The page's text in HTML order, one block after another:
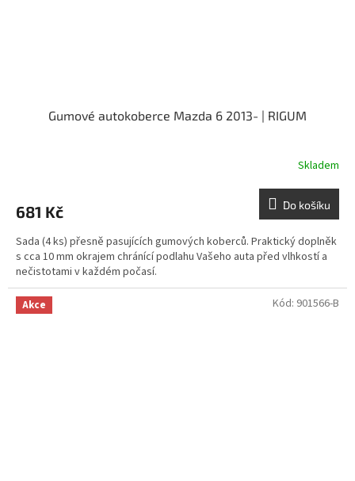
Gumové autokoberce Mazda 6 2013- | RIGUM
Skladem
681 Kč Do košíku
Sada (4 ks) přesně pasujících gumových koberců. Praktický doplněk
s cca 10 mm okrajem chránící podlahu Vašeho auta před vlhkostí a
nečistotami v každém počasí.
Akce Kód: 901566-B